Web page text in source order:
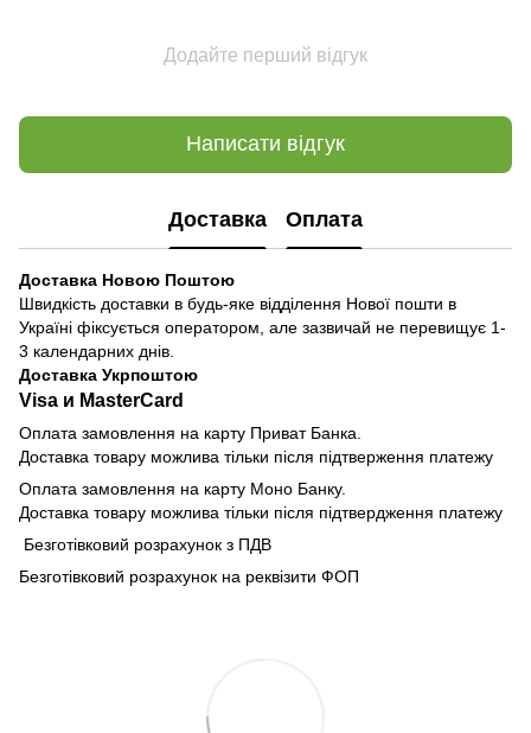
Додайте перший відгук
Написати відгук
Доставка Оплата
Доставка Новою Поштою
Швидкість доставки в будь-яке відділення Нової пошти в
Україні фіксується оператором, але зазвичай не перевищує 1-
3 календарних днів.
Доставка Укрпоштою
Visa и MasterCard
Оплата замовлення на карту Приват Банка.
Доставка товару можлива тільки після підтверження платежу
Оплата замовлення на карту Моно Банку.
Доставка товару можлива тільки після підтвердження платежу
Безготівковий розрахунок з ПДВ
Безготівковий розрахунок на реквізити ФОП